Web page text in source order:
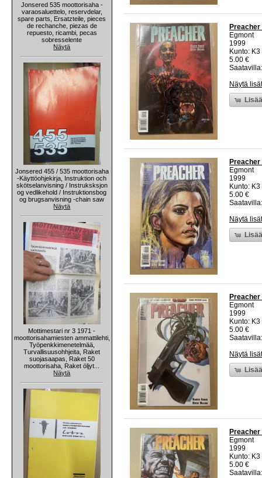
Jonsered 535 moottorisaha -
varaosaluettelo, reservdelar,
spare parts, Ersatzteile, pieces
de rechanche, piezas de
repuesto, ricambi, pecas
sobresselente
Näytä
Jonsered 455 / 535 moottorisaha
-Käyttöohjekirja, Instruktion och
skötselanvisning / Instruksksjon
og vedlikehold / Instruktionsbog
og brugsanvisning -chain saw
Näytä
Mottimestari nr 3 1971 -
moottorisahamiesten ammattilehti,
Työpenkkimenetelmää,
Turvallisuusohhjeita, Raket
suojasaapas, Raket 50
moottorisaha, Raket öljyt...
Näytä
Egmont
1999
Kunto:
5.00 €
Näytä
Egmont
1999
Kunto:
5.00 €
Näytä
Egmont
1999
Kunto:
5.00 €
Näytä
Egmont
1999
Kunto:
5.00 €